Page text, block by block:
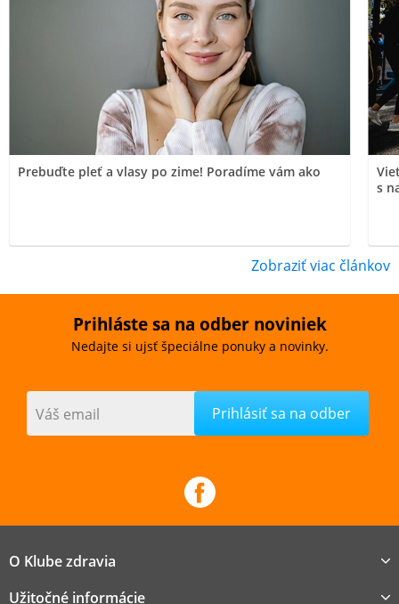
Prebuďte pleť a vlasy po zime! Poradíme vám ako
s
Zobraziť viac článkov
Prihláste sa na odber noviniek
Nedajte si ujsť špeciálne ponuky a novinky.
Váš email
O Klube zdravia
Užitočné informácie